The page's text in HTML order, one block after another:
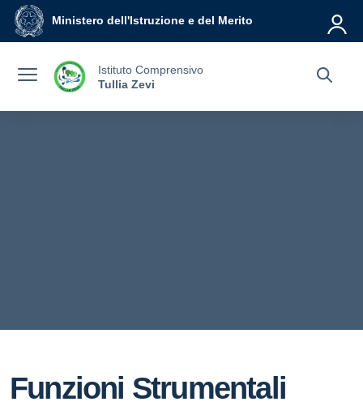
Vai ai contenuti
Vai al menu di navigazione
Vai al footer
Ministero dell'Istruzione e del Merito
Istituto Comprensivo
Tullia Zevi
Funzioni Strumentali